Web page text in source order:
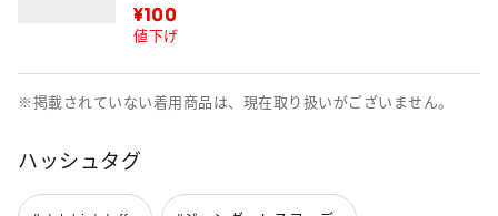
¥100
値下げ
※掲載されていない着用商品は、現在取り扱いがございません。
ハッシュタグ